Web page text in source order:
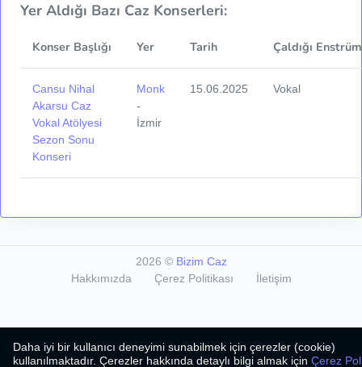
Yer Aldığı Bazı Caz Konserleri:
Konser Başlığı Yer Tarih Çaldığı
Cansu Nihal
Akarsu Caz
Vokal Atölyesi
Sezon Sonu
Konseri
Monk
-
İzmir
15.06.2025 Vokal
2026 © Bizim Caz
Hakkımızda
Çerez Politikası İletişim
Daha iyi bir kullanıcı deneyimi sunabilmek için çerezler (cookie)
kullanılmaktadır. Çerezler hakkında detaylı bilgi almak için Çerez